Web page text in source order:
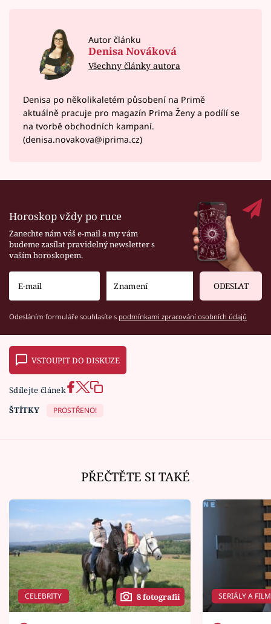
Autor článku
Denisa Nováková
Všechny články autora
Denisa po několikaletém působení na Primě
aktuálně pracuje pro magazín Prima Ženy a podílí se
na tvorbě obchodních kampaní.
(denisa.novakova@iprima.cz)
Horoskop vždy po ruce
Zanechte nám váš e-mail a my vám
budeme zasílat pravidelný newsletter s
vaším horoskopem.
ODESLAT
Odesláním formuláře souhlasíte s podmínkami zpracování osobních údajů
VSTOUPIT DO DISKUZE
Sdílejte článek
ŠTÍTKY
PROSTŘENO!
PŘEČTĚTE SI TAKÉ
CELEBRITY 8 fotografií SERIÁLY A